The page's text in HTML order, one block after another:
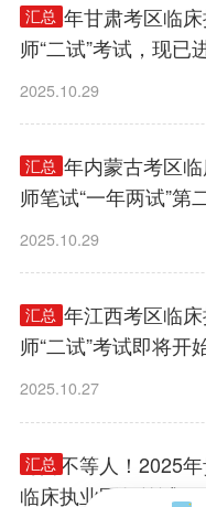
汇总
2025年甘肃考区临
师“二试”考试，现已
2025.10.29
汇总
2025年内蒙古考区
师笔试“一年两试”第
2025.10.29
汇总
​2025年江西考区临
师“二试”考试即将开
2025.10.27
汇总
时间不等人！2025
临床执业医师笔试“